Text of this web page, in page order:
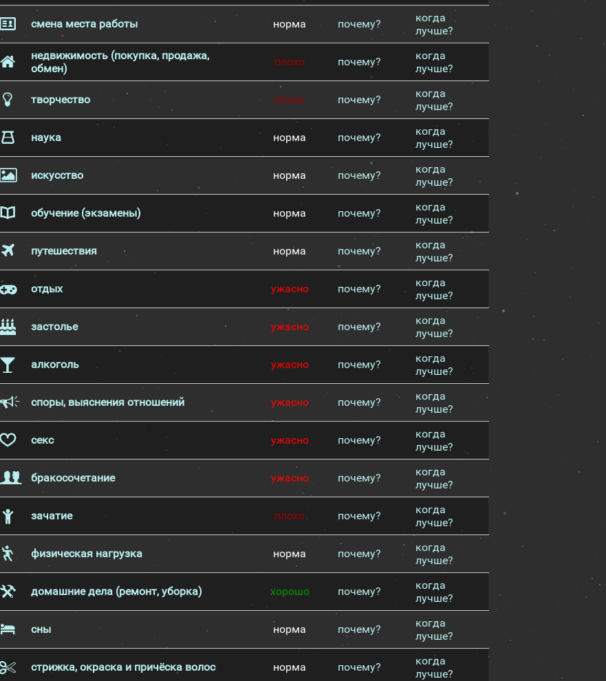
смена места работы норма почему?
когда
лучше?
недвижимость (покупка, продажа,
обмен)
плохо почему?
когда
лучше?
творчество плохо почему?
когда
лучше?
наука норма почему?
когда
лучше?
искусство норма почему?
когда
лучше?
обучение (экзамены) норма почему?
когда
лучше?
путешествия норма почему?
когда
лучше?
отдых ужасно почему?
когда
лучше?
застолье ужасно почему?
когда
лучше?
алкоголь ужасно почему?
когда
лучше?
споры, выяснения отношений ужасно почему?
когда
лучше?
секс ужасно почему?
когда
лучше?
бракосочетание ужасно почему?
когда
лучше?
зачатие плохо почему?
когда
лучше?
физическая нагрузка норма почему?
когда
лучше?
домашние дела (ремонт, уборка) хорошо почему?
когда
лучше?
сны норма почему?
когда
лучше?
стрижка, окраска и причёска волос норма почему?
когда
лучше?